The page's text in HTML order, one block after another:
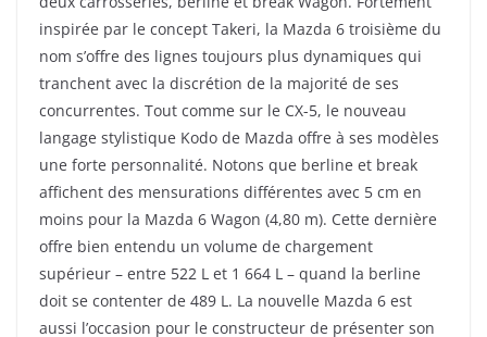
inspirée par le concept Takeri, la Mazda 6 troisième du
nom s’offre des lignes toujours plus dynamiques qui
tranchent avec la discrétion de la majorité de ses
concurrentes. Tout comme sur le CX-5, le nouveau
langage stylistique Kodo de Mazda offre à ses modèles
une forte personnalité. Notons que berline et break
affichent des mensurations différentes avec 5 cm en
moins pour la Mazda 6 Wagon (4,80 m). Cette dernière
offre bien entendu un volume de chargement
supérieur – entre 522 L et 1 664 L – quand la berline
doit se contenter de 489 L. La nouvelle Mazda 6 est
aussi l’occasion pour le constructeur de présenter son